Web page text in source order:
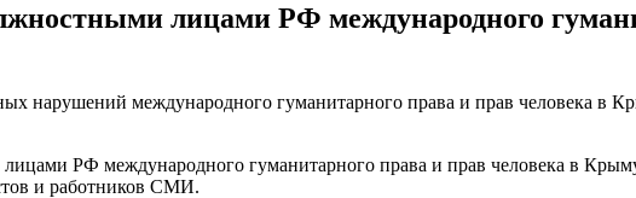
лицами РФ международного
нарушений международного гуманитарного права и прав человека в
РФ международного гуманитарного права и прав человека в
и работников СМИ.